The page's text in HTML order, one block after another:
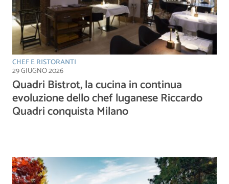
CHEF E RISTORANTI
29 GIUGNO 2026
Quadri Bistrot, la cucina in continua
evoluzione dello chef luganese Riccardo
Quadri conquista Milano